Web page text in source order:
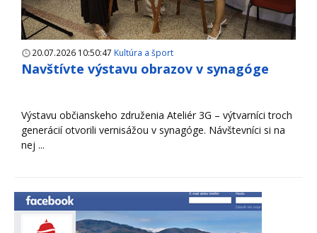
20.07.2026 10:50:47 Kultúra a šport
Navštívte výstavu obrazov v synagóge
Výstavu občianskeho združenia Ateliér 3G – výtvarníci troch
generácií otvorili vernisážou v synagóge. Návštevníci si na
nej ...